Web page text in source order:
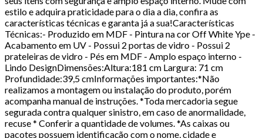
estilo e adquira praticidade para o dia a dia, confira as
características técnicas e garanta já a sua!Características
Técnicas:- Produzido em MDF - Pintura na cor Off White Ype -
Acabamento em UV - Possui 2 portas de vidro - Possui 2
prateleiras de vidro - Pés em MDF - Amplo espaço interno -
Lindo DesignDimensões:Altura:181 cm Largura: 71 cm
Profundidade:39,5 cmInformações importantes:*Não
realizamos a montagem ou instalação do produto, porém
acompanha manual de instruções. *Toda mercadoria segue
segurada contra qualquer sinistro, em caso de anormalidade,
recuse * Conferir a quantidade de volumes. *As caixas ou
pacotes possuem identificação com o nome, cidade e